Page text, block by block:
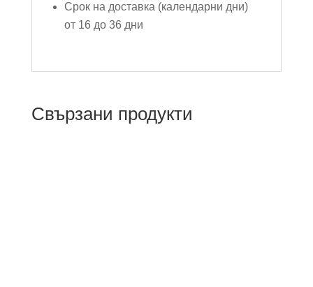
Срок на доставка (календарни дни)
от 16 до 36 дни
Свързани продукти